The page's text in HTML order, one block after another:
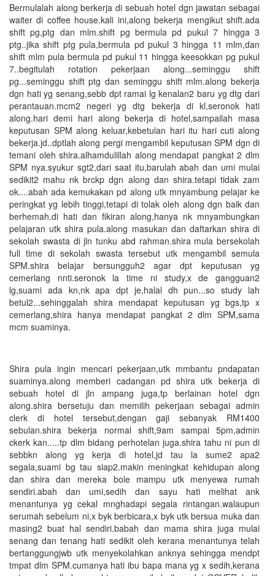
Bermulalah along berkerja di sebuah hotel dgn jawatan sebagai
waiter di coffee house.kali ini,along bekerja mengikut shift.ada
shift pg,ptg dan mlm.shift pg bermula pd pukul 7 hingga 3
ptg..jika shift ptg pula,bermula pd pukul 3 hingga 11 mlm,dan
shift mlm pula bermula pd pukul 11 hingga keesokkan pg pukul
7..begitulah rotation pekerjaan along...seminggu shift
pg...seminggu shift ptg dan seminggu shift mlm.along bekerja
dgn hati yg senang,sebb dpt ramai lg kenalan2 baru yg dtg dari
perantauan.mcm2 negeri yg dtg bekerja di kl,seronok hati
along.hari demi hari along bekerja di hotel,sampailah masa
keputusan SPM along keluar,kebetulan hari itu hari cuti along
bekerja.jd..dptlah along pergi mengambil keputusan SPM dgn di
temani oleh shira.alhamdulillah along mendapat pangkat 2 dlm
SPM nya.syukur sgt2,dari saat itu,barulah abah dan umi mulai
sedikit2 mahu nk brckp dgn along dan shira.tetapi tidak zam
ok....abah ada kemukakan pd along utk mnyambung pelajar ke
peringkat yg lebih tinggi,tetapi di tolak oleh along dgn baik dan
berhemah.di hati dan fikiran along,hanya nk mnyambungkan
pelajaran utk shira pula.along masukan dan daftarkan shira di
sekolah swasta di jln tunku abd rahman.shira mula bersekolah
full time di sekolah swasta tersebut utk mengambil semula
SPM.shira belajar bersungguh2 agar dpt keputusan yg
cemerlang nnti.seronok la time ni study,x de gangguan2
lg,suami ada kn,nk apa dpt je,halal dh pun...so study lah
betul2...sehinggalah shira mendapat keputusan yg bgs,tp x
cemerlang,shira hanya mendapat pangkat 2 dlm SPM,sama
mcm suaminya.
Shira pula ingin mencari pekerjaan,utk mmbantu pndapatan
suaminya.along memberi cadangan pd shira utk bekerja di
sebuah hotel di jln ampang juga,tp berlainan hotel dgn
along.shira bersetuju dan memilih pekerjaan sebagai admin
clerk di hotel tersebut,dengan gaji sebanyak RM1400
sebulan.shira bekerja normal shift,9am sampai 5pm,admin
ckerk kan.....tp dlm bidang perhotelan juga.shira tahu ni pun di
sebbkn along yg kerja di hotel,jd tau la sume2 apa2
segala,suami bg tau siap2.makin meningkat kehidupan along
dan shira dan mereka bole mampu utk menyewa rumah
sendiri.abah dan umi,sedih dan sayu hati melihat ank
menantunya yg cekal mnghadapi segala rintangan.walaupun
serumah sebelum ni,x byk berbicara,x byk utk bersua muka dan
masing2 buat hal sendiri.babah dan mama shira juga mulai
senang dan tenang hati sedikit oleh kerana menantunya telah
bertanggungjwb utk menyekolahkan anknya sehingga mendpt
tmpat dlm SPM.cumanya hati ibu bapa mana yg x sedih,kerana